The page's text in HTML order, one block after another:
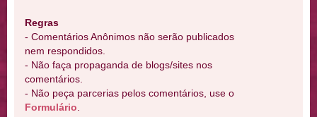
Regras
- Comentários Anônimos não serão publicados
nem respondidos.
- Não faça propaganda de blogs/sites nos
comentários.
- Não peça parcerias pelos comentários, use o
Formulário.